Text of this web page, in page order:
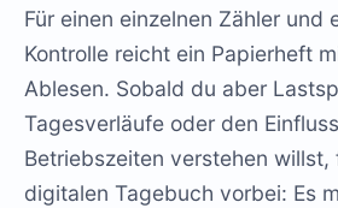
Für einen einzelnen Zähler und
Kontrolle reicht ein Papierheft
Ablesen. Sobald du aber
Tagesverläufe oder den
Betriebszeiten verstehen willst,
digitalen Tagebuch vorbei: Es